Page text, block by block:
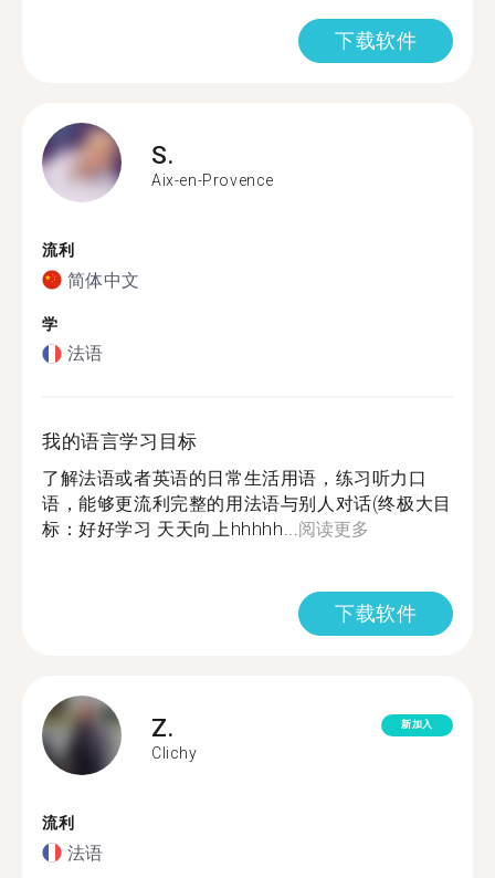
下载软件
S.
Aix-en-Provence
流利
简体中文
学
法语
我的语言学习目标
了解法语或者英语的日常生活用语，练习听力口
语，能够更流利完整的用法语与别人对话(终极大目
标：好好学习 天天向上hhhhh...阅读更多
下载软件
Z.
Clichy
新加入
流利
法语